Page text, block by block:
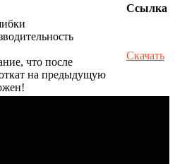
Ссылка
что после
на предыдущую
Скачать